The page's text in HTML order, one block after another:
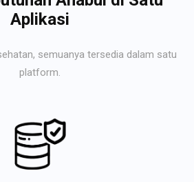
Aplikasi
semuanya tersedia dalam satu
platform.